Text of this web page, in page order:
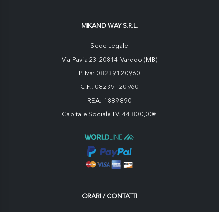
MIKAND WAY S.R.L.
Sede Legale
Via Pavia 23 20814 Varedo (MB)
P. Iva: 08239120960
C.F.: 08239120960
REA: 1889890
Capitale Sociale I.V. 44.800,00€
ORARI / CONTATTI